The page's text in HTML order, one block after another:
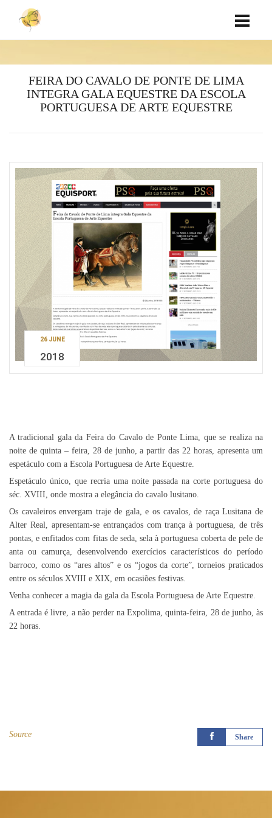
FEIRA DO CAVALO DE PONTE DE LIMA
INTEGRA GALA EQUESTRE DA ESCOLA
PORTUGUESA DE ARTE EQUESTRE
26 JUNE
2018
A tradicional gala da Feira do Cavalo de Ponte Lima, que se realiza na
noite de quinta – feira, 28 de junho, a partir das 22 horas, apresenta um
espetáculo com a Escola Portuguesa de Arte Equestre.
Espetáculo único, que recria uma noite passada na corte portuguesa do
séc. XVIII, onde mostra a elegância do cavalo lusitano.
Os cavaleiros envergam traje de gala, e os cavalos, de raça Lusitana de
Alter Real, apresentam-se entrançados com trança à portuguesa, de três
pontas, e enfitados com fitas de seda, sela à portuguesa coberta de pele de
anta ou camurça, desenvolvendo exercícios característicos do período
barroco, como os “ares altos” e os “jogos da corte”, torneios praticados
entre os séculos XVIII e XIX, em ocasiões festivas.
Venha conhecer a magia da gala da Escola Portuguesa de Arte Equestre.
A entrada é livre, a não perder na Expolima, quinta-feira, 28 de junho, às
22 horas.
Source Share